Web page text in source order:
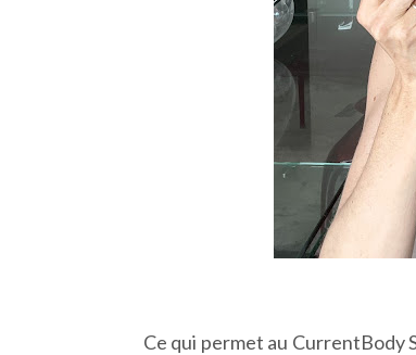
Ce qui permet au